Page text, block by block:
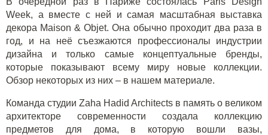
Week, а вместе с ней и самая масштабная выставка
декора Maison & Objet. Она обычно проходит два раза в
год, и на неё съезжаются профессионалы индустрии
дизайна и только самые концептуальные бренды,
которые показывают всему миру новые коллекции.
Обзор некоторых из них – в нашем материале.
Команда студии Zaha Hadid Architects в память о великом
архитекторе современности создала коллекцию
предметов для дома, в которую вошли вазы,